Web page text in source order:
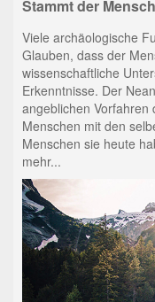
Stammt der
Viele archäologische
Glauben, dass der
wissenschaftliche
Erkenntnisse. Der
angeblichen Vorfahren
Menschen mit den
Menschen sie heute
mehr...